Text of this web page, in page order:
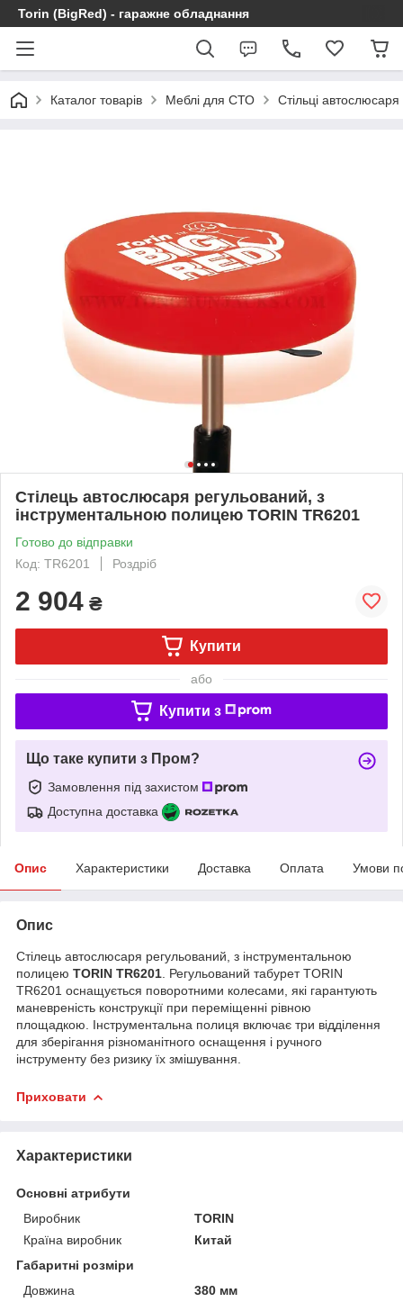
Torin (BigRed) - гаражне обладнання
Каталог товарів Меблі для СТО Стільці автослюсаря
Стілець автослюсаря регульований, з
інструментальною полицею TORIN TR6201
Готово до відправки
Код: TR6201
Роздріб
2 904 ₴
Купити
або
Купити з
Що таке купити з Пром?
Замовлення під захистом
Доступна доставка
Опис Характеристики Доставка Оплата Умови
Опис
Стілець автослюсаря регульований, з інструментальною
полицею TORIN TR6201 . Регульований табурет TORIN
TR6201 оснащується поворотними колесами, які гарантують
маневреність конструкції при переміщенні рівною
площадкою. Інструментальна полиця включає три відділення
для зберігання різноманітного оснащення і ручного
інструменту без ризику їх змішування.
Приховати
Характеристики
Основні атрибути
Виробник
TORIN
Країна виробник
Китай
Габаритні розміри
Довжина
380 мм